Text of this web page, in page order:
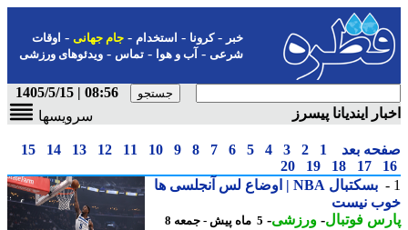
-کرونا-استخدام- جام جهانی-اوقات
شرعی-آب و هوا-تماس-ویدئوهای ورزشی
08:56 | 1405/5/15
ایندیانا پیسرز
سرویسها
بعد 1
2
3
4
5
6
7
8
9
10
11
12
13
14
15
17
18
19
20
بسکتبال NBA | اوضاع لس آنجلسی ها
نیست
فوتبال-ورزشی-
5 ماه پیش - جمعه 8